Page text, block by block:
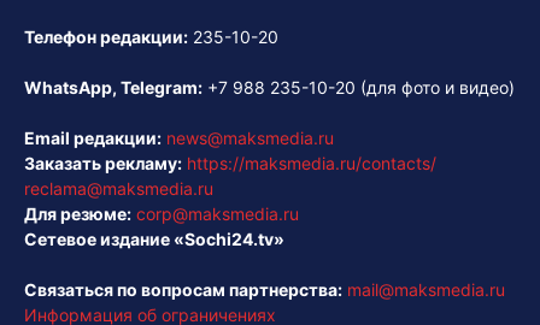
Телефон редакции: 235-10-20
WhatsApp, Telegram: +7 988 235-10-20 (для фото и видео)
Email редакции: news@maksmedia.ru
Заказать рекламу: https://maksmedia.ru/contacts/
reclama@maksmedia.ru
Для резюме: corp@maksmedia.ru
Сетевое издание «Sochi24.tv»
Связаться по вопросам партнерства: mail@maksmedia.ru
Информация об ограничениях